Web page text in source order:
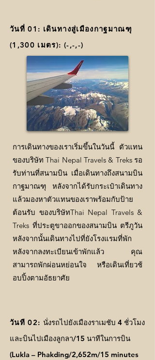
วันที่ 01: เดินทางสู่เมืองกาฐมาณฑุ
(1,300 เมตร): (-,-,-)
การเดินทางของเราเริ่มขึ้นในวันนี้ ตัวแทน
ของบริษัทThai Nepal Travels & Treks รอ
รับท่านที่สนามบิน เมื่อเดินทางถึงสนามบิน
กาฐมาณฑุ หลังจากได้รับกระเป๋าเดินทาง
แล้วมองหาตัวแทนของเราพร้อมกับป้าย
ต้อนรับ ของบริษัทThai Nepal Travels &
Treks ที่ประตูขาออกของสนามบิน ตรีภูวัน
หลังจากนั้นเดินทางไปที่ยังโรงแรมที่พัก
หลังจากลงทะเบียนเข้าพักแล้ว คุณ
สามารถพักผ่อนหย่อนใจ หรือเดินเที่ยวช้
อบปิ้งตามอัธยาศัย
วันที 02: นั่งรถไปยังเมืองราเมชับ 4 ชั่วโมง
และบินไปเมืองลูกลา/15 นาทีในการบิน
(Lukla – Phakding/2,652m/15 minutes